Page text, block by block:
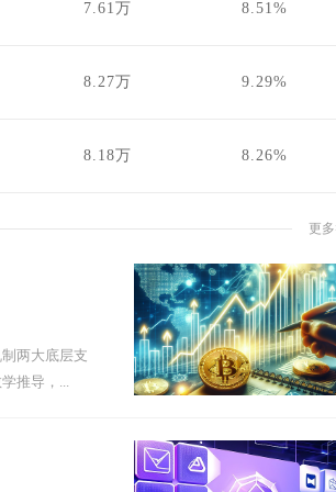
7.61万 8.51%
8.27万 9.29%
8.18万 8.26%
更
两大底层支
推导，...